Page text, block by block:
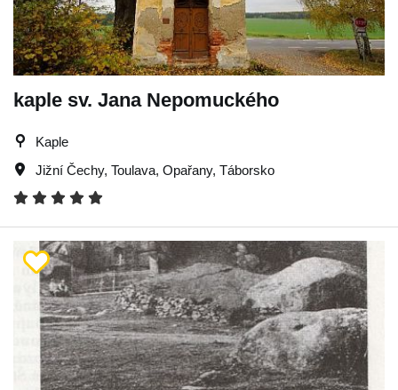
kaple sv. Jana Nepomuckého
Kaple
Jižní Čechy, Toulava, Opařany, Táborsko